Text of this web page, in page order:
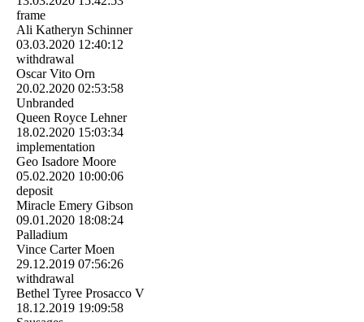
frame
Ali Katheryn Schinner
03.03.2020 12:40:12
withdrawal
Oscar Vito Orn
20.02.2020 02:53:58
Unbranded
Queen Royce Lehner
18.02.2020 15:03:34
implementation
Geo Isadore Moore
05.02.2020 10:00:06
deposit
Miracle Emery Gibson
09.01.2020 18:08:24
Palladium
Vince Carter Moen
29.12.2019 07:56:26
withdrawal
Bethel Tyree Prosacco V
18.12.2019 19:09:58